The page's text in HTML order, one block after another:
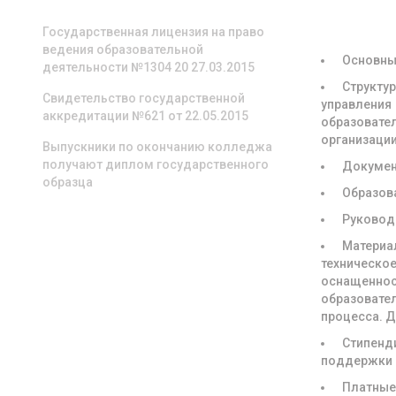
Государственная лицензия на право
ведения образовательной
деятельности №1304 20 27.03.2015
Свидетельство государственной
аккредитации №621 от 22.05.2015
Выпускники по окончанию колледжа
получают диплом государственного
образца
управления
процесса.
поддержки
Платные